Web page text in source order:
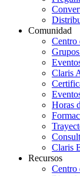
Comunidad
Centro
Claris
Horas
Claris
Recursos
Centro